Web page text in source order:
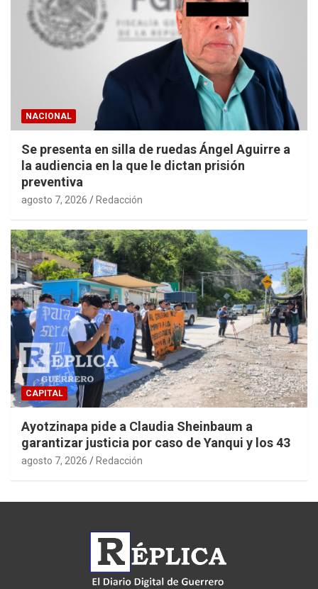
NACIONAL
Se presenta en silla de ruedas Ángel Aguirre a
la audiencia en la que le dictan prisión
preventiva
agosto 7, 2026 Redacción
CAPITAL
Ayotzinapa pide a Claudia Sheinbaum a
garantizar justicia por caso de Yanqui y los 43
agosto 7, 2026 Redacción